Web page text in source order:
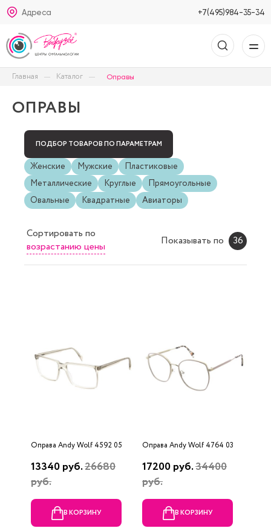
Адреса +7(495)984-35-34
Главная Каталог Оправы
ОПРАВЫ
ПОДБОР ТОВАРОВ ПО ПАРАМЕТРАМ
Женские Мужские
Пластиковые
Металлические
Круглые
Прямоугольные
Овальные
Квадратные Авиаторы
Сортировать по
возрастанию цены
Показывать по 36
Оправа Andy Wolf 4592 05
13340 руб.26680
руб.
В КОРЗИНУ
Оправа Andy Wolf 4764 03
17200 руб.34400
руб.
В КОРЗИНУ